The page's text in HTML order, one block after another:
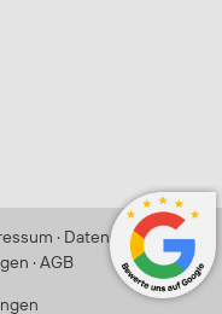
· Datenschutz ·
· AGB